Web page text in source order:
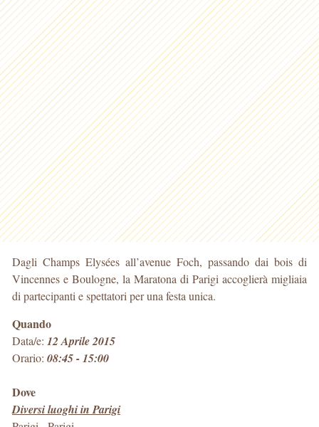
Dagli Champs Elysées all’avenue Foch, passando dai bois di
Vincennes e Boulogne, la Maratona di Parigi accoglierà migliaia
di partecipanti e spettatori per una festa unica.
Quando
Data/e: 12 Aprile 2015
Orario: 08:45 - 15:00
Dove
Diversi luoghi in Parigi